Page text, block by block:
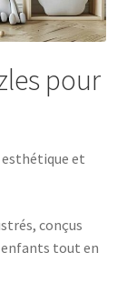
pour
esthétique et
conçus
tout en